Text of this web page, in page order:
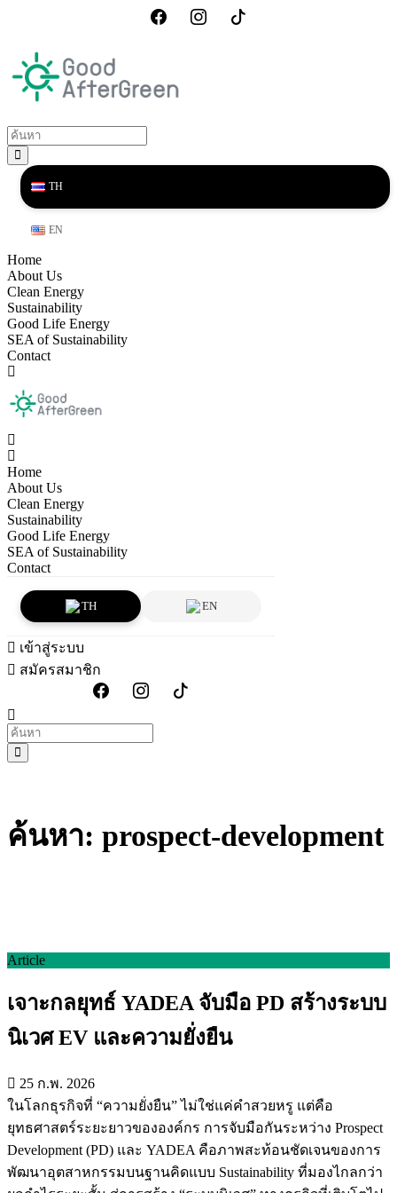
TH
EN
Home
About Us
Clean Energy
Sustainability
Good Life Energy
SEA of Sustainability
Contact
Home
About Us
Clean Energy
Sustainability
Good Life Energy
SEA of Sustainability
Contact
TH EN
เข้าสู่ระบบ
สมัครสมาชิก
ค้นหา: prospect-development
Article
เจาะกลยุทธ์ YADEA จับมือ PD สร้างระบบ
นิเวศ EV และความยั่งยืน
25 ก.พ. 2026
ในโลกธุรกิจที่ “ความยั่งยืน” ไม่ใช่แค่คำสวยหรู แต่คือ
ยุทธศาสตร์ระยะยาวขององค์กร การจับมือกันระหว่าง Prospect
Development (PD) และ YADEA คือภาพสะท้อนชัดเจนของการ
พัฒนาอุตสาหกรรมบนฐานคิดแบบ Sustainability ที่มองไกลกว่า